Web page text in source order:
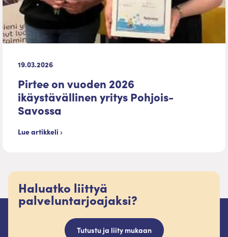
19.03.2026
Pirtee on vuoden 2026
ikäystävällinen yritys Pohjois-
Savossa
Lue artikkeli ›
Haluatko liittyä
palveluntarjoajaksi?
Tutustu ja liity mukaan